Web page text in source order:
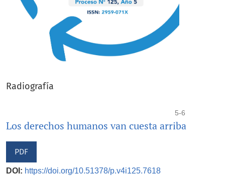
Radiografía
5-6
Los derechos humanos van cuesta arriba
PDF
DOI: https://doi.org/10.51378/p.v4i125.7618